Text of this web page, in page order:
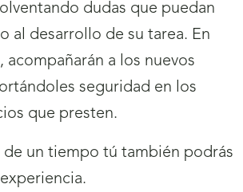
dudas que puedan
al desarrollo de su tarea. En
acompañarán a los nuevos
seguridad en los
que presten.
un tiempo tú también podrás